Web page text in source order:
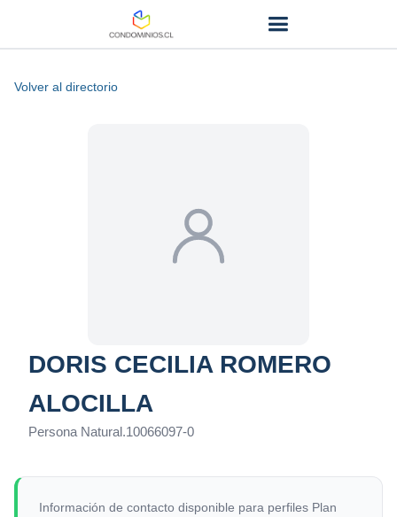
Volver al directorio
DORIS CECILIA ROMERO
ALOCILLA
Persona Natural.10066097-0
Información de contacto disponible para perfiles Plan